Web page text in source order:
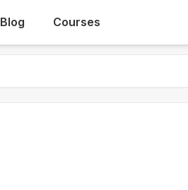
Blog Courses